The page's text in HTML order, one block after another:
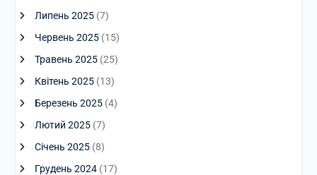
Липень 2025(7)
Червень 2025(15)
Травень 2025(25)
Квітень 2025(13)
Березень 2025(4)
Лютий 2025(7)
Січень 2025(8)
Грудень 2024(17)